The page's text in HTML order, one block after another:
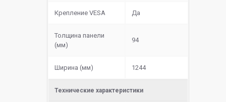
Крепление VESA Да
Толщина панели
(мм)
94
Ширина (мм) 1244
Технические характеристики